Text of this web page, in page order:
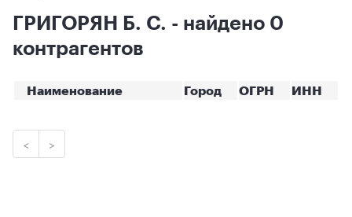
ГРИГОРЯН Б. С. - найдено 0
контрагентов
Наименование Город ОГРН ИНН
< >